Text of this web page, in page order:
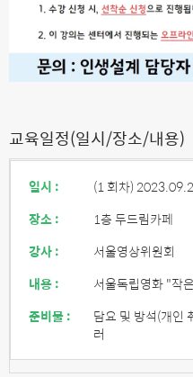
교육일정(일시/장소/내용)
일시 : (1 회차)
장소 :
1층 두드림카페
강사 :
서울영상위원회
내용 :
서울독립영화 "작
준비물 :
담요 및 방석(개인
러